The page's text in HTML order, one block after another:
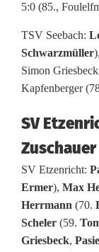
s
i
e
g
g
e
g
e
n
5:0 (85.,
TSV Seebach:
Schwarzmüller),
Simon
Kapfenberger
SV
Zuschauer
SV Etzenricht:
Ermer), Max
Herrmann (70.
Scheler (59.
Griesbeck,